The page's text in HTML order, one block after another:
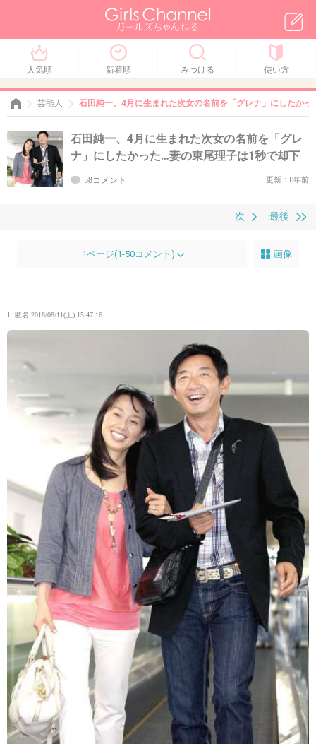
人気順 新着順 みつける 使い方
芸能人 石田純一、4月に生まれた次女の名前を「グレナ」にしたか
石田純一、4月に生まれた次女の名前を「グレ
ナ」にしたかった…妻の東尾理子は1秒で却下
58コメント 更新：8年前
最後
次
1ページ(1-50コメント) 画像
1. 匿名 2018/08/11(土) 15:47:16